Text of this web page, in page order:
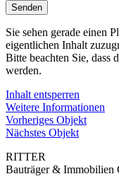
Sie sehen gerade einen
eigentlichen Inhalt
Bitte beachten Sie, dass
werden.
Inhalt entsperren
Weitere Informationen
Vorheriges Objekt
Nächstes Objekt
RITTER
Bauträger & Immobilien